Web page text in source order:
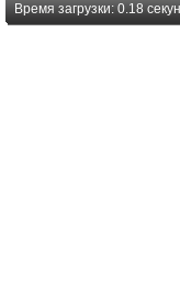
Время загрузки: 0.18